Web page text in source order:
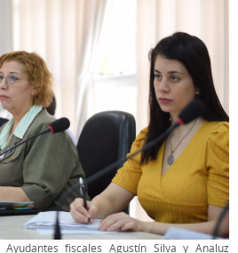
Ayudantes fiscales Agustín Silva y Analuz